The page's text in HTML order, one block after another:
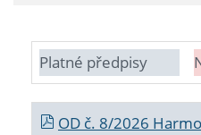
Platné předpisy
OD č. 8/2026